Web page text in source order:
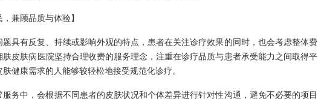
，兼顾品质与体验】
题具有反复、持续或影响外观的特点，患者在关注诊疗效果的同时，也会考虑整体费
肤皮肤病医院坚持合理收费的服务理念，注重在诊疗品质与患者承受能力之间取得平
健康需求的人能够较轻松地接受规范化诊疗。
服务中，会根据不同患者的皮肤状况和个体差异进行针对性沟通，避免不必要的项目